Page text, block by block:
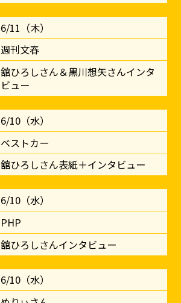
6/11（木）
週刊文春
舘ひろしさん＆黒川想矢さんインタ
ビュー
6/10（水）
ベストカー
舘ひろしさん表紙＋インタビュー
6/10（水）
PHP
舘ひろしさんインタビュー
6/10（水）